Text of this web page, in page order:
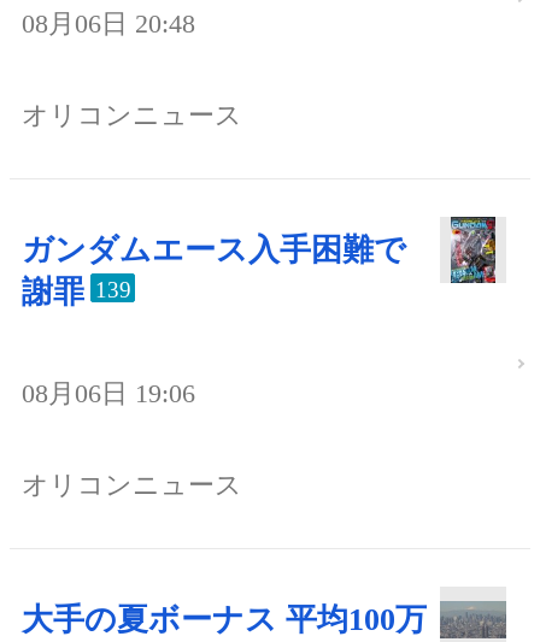
08月06日 20:48
オリコンニュース
ガンダムエース入手困難で
謝罪 139
08月06日 19:06
オリコンニュース
大手の夏ボーナス 平均100万